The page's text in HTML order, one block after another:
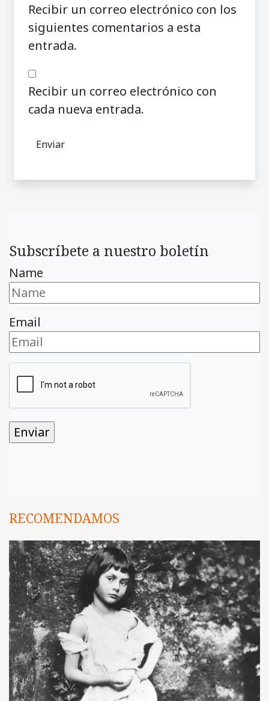
Recibir un correo electrónico con los
siguientes comentarios a esta
entrada.
Recibir un correo electrónico con
cada nueva entrada.
Subscríbete a nuestro boletín
Name
Email
RECOMENDAMOS